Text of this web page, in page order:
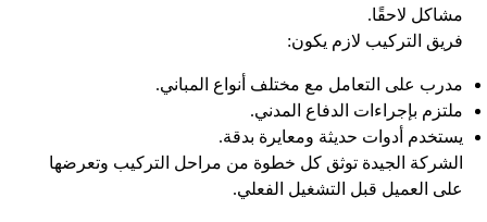
مشاكل لاحقًا.
فريق التركيب لازم يكون:
مدرب على التعامل مع مختلف أنواع المباني.
ملتزم بإجراءات الدفاع المدني.
يستخدم أدوات حديثة ومعايرة بدقة.
الشركة الجيدة توثق كل خطوة من مراحل التركيب وتعرضها
على العميل قبل التشغيل الفعلي.